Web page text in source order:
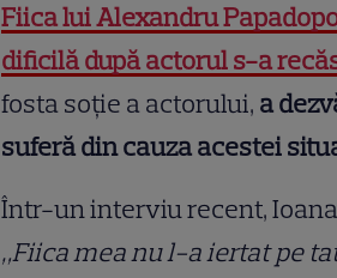
Fiica lui Alexandru
dificilă după actorul s-a
fosta soție a actorului, a
suferă din cauza acestei
Într-un interviu recent,
„Fiica mea nu l-a iertat pe